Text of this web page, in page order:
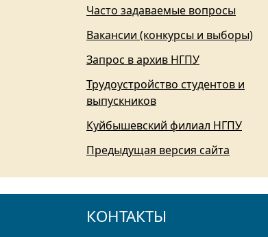
Часто задаваемые вопросы
Вакансии (конкурсы и выборы)
Запрос в архив НГПУ
Трудоустройство студентов и
выпускников
Куйбышевский филиал НГПУ
Предыдущая версия сайта
КОНТАКТЫ